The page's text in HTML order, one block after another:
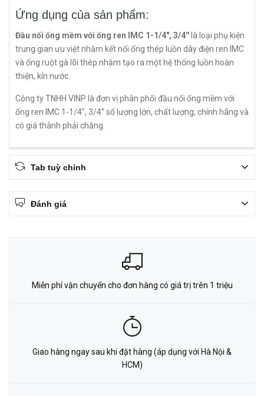
Ứng dụng của sản phẩm:
Đầu nối ống mềm với ống ren IMC 1-1/4", 3/4'' là loại phụ kiện
trung gian ưu việt nhằm kết nối ống thép luồn dây điện ren IMC
và ống ruột gà lõi thép nhằm tạo ra một hệ thống luồn hoàn
thiện, kín nước.
Công ty TNHH VINP là đơn vị phân phối đầu nối ống mềm với
ống ren IMC 1-1/4", 3/4'' số lượng lớn, chất lượng, chính hãng và
có giá thành phải chăng.
Tab tuỳ chỉnh
Đánh giá
Miễn phí vận chuyển cho đơn hàng có giá trị trên 1 triệu
Giao hàng ngay sau khi đặt hàng (áp dụng với Hà Nội &
HCM)